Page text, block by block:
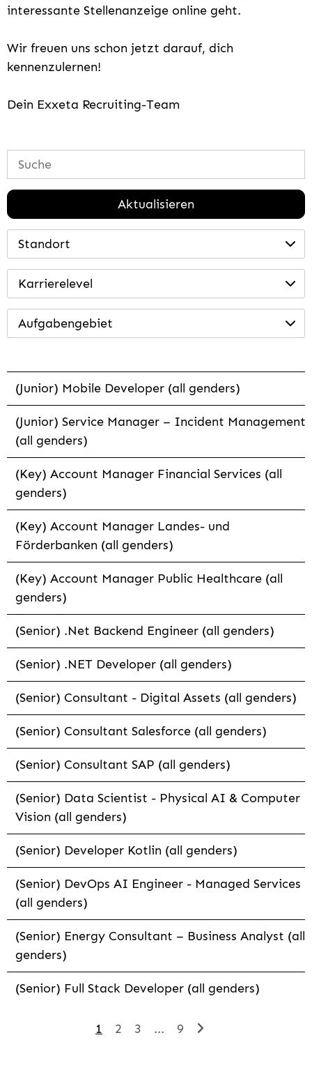
interessante Stellenanzeige online geht.
Wir freuen uns schon jetzt darauf, dich
kennenzulernen!
Dein Exxeta Recruiting-Team
Aktualisieren
Standort
Karrierelevel
Aufgabengebiet
(Junior) Mobile Developer (all genders)
(Junior) Service Manager – Incident Management
(all genders)
(Key) Account Manager Financial Services (all
genders)
(Key) Account Manager Landes- und
Förderbanken (all genders)
(Key) Account Manager Public Healthcare (all
genders)
(Senior) .Net Backend Engineer (all genders)
(Senior) .NET Developer (all genders)
(Senior) Consultant - Digital Assets (all genders)
(Senior) Consultant Salesforce (all genders)
(Senior) Consultant SAP (all genders)
(Senior) Data Scientist - Physical AI & Computer
Vision (all genders)
(Senior) Developer Kotlin (all genders)
(Senior) DevOps AI Engineer - Managed Services
(all genders)
(Senior) Energy Consultant – Business Analyst (all
genders)
(Senior) Full Stack Developer (all genders)
1 2 3 ... 9